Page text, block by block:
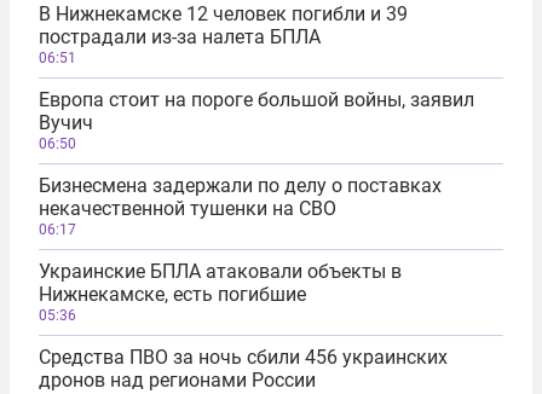
В Нижнекамске 12 человек погибли и 39
пострадали из-за налета БПЛА
06:51
Европа стоит на пороге большой войны, заявил
Вучич
06:50
Бизнесмена задержали по делу о поставках
некачественной тушенки на СВО
06:17
Украинские БПЛА атаковали объекты в
Нижнекамске, есть погибшие
05:36
Средства ПВО за ночь сбили 456 украинских
дронов над регионами России